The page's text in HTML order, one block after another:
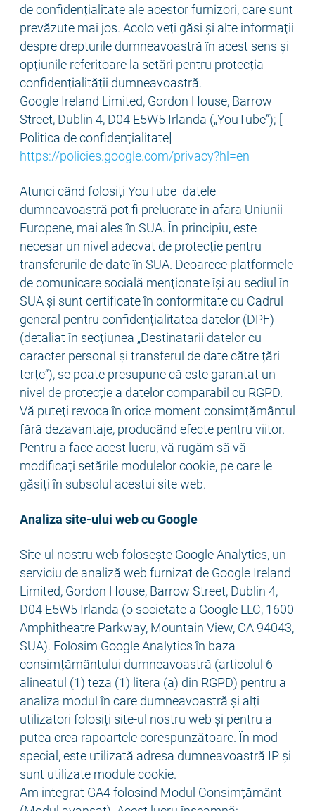
de confidențialitate ale acestor furnizori, care sunt
prevăzute mai jos. Acolo veți găsi și alte informații
despre drepturile dumneavoastră în acest sens și
opțiunile referitoare la setări pentru protecția
confidențialității dumneavoastră.
Google Ireland Limited, Gordon House, Barrow
Street, Dublin 4, D04 E5W5 Irlanda („YouTube”); [
Politica de confidențialitate]
https://policies.google.com/privacy?hl=en
Atunci când folosiți YouTube datele
dumneavoastră pot fi prelucrate în afara Uniunii
Europene, mai ales în SUA. În principiu, este
necesar un nivel adecvat de protecție pentru
transferurile de date în SUA. Deoarece platformele
de comunicare socială menționate își au sediul în
SUA și sunt certificate în conformitate cu Cadrul
general pentru confidențialitatea datelor (DPF)
(detaliat în secțiunea „Destinatarii datelor cu
caracter personal și transferul de date către țări
terțe”), se poate presupune că este garantat un
nivel de protecție a datelor comparabil cu RGPD.
Vă puteți revoca în orice moment consimțământul
fără dezavantaje, producând efecte pentru viitor.
Pentru a face acest lucru, vă rugăm să vă
modificați setările modulelor cookie, pe care le
găsiți în subsolul acestui site web.
Analiza site-ului web cu Google
Site-ul nostru web folosește Google Analytics, un
serviciu de analiză web furnizat de Google Ireland
Limited, Gordon House, Barrow Street, Dublin 4,
D04 E5W5 Irlanda (o societate a Google LLC, 1600
Amphitheatre Parkway, Mountain View, CA 94043,
SUA). Folosim Google Analytics în baza
consimțământului dumneavoastră (articolul 6
alineatul (1) teza (1) litera (a) din RGPD) pentru a
analiza modul în care dumneavoastră și alți
utilizatori folosiți site-ul nostru web și pentru a
putea crea rapoartele corespunzătoare. În mod
special, este utilizată adresa dumneavoastră IP și
sunt utilizate module cookie.
Am integrat GA4 folosind Modul Consimțământ